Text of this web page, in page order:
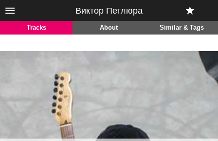
Виктор Петлюра
Tracks About Similar & Tags